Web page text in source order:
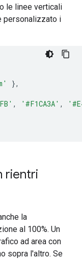
le linee verticali
personalizzato i
},
, '#F1CA3A' ,
rientri
la
al 100%. Un
ad area con
sopra l'altro. Se